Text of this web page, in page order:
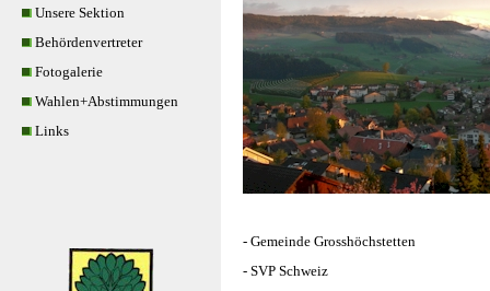
Unsere Sektion
Behördenvertreter
Fotogalerie
Wahlen+Abstimmungen
Links
- Gemeinde Grosshöchstetten
- SVP Schweiz